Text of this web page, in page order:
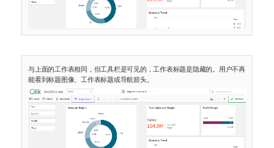
与上面的工作表相同，但工具栏是可见的，工作表标题是隐藏的。用户不再
能看到标题图像、工作表标题或导航箭头。